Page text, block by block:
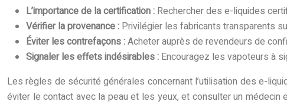
L’importance de la certification : Rechercher des e-liquides
Vérifier la provenance : Privilégier les fabricants transparents
Éviter les contrefaçons :Acheter auprès de revendeurs de
Signaler les effets indésirables : Encouragez les vapoteurs à
Les règles de sécurité générales concernant l’utilisation des e-
éviter le contact avec la peau et les yeux, et consulter un